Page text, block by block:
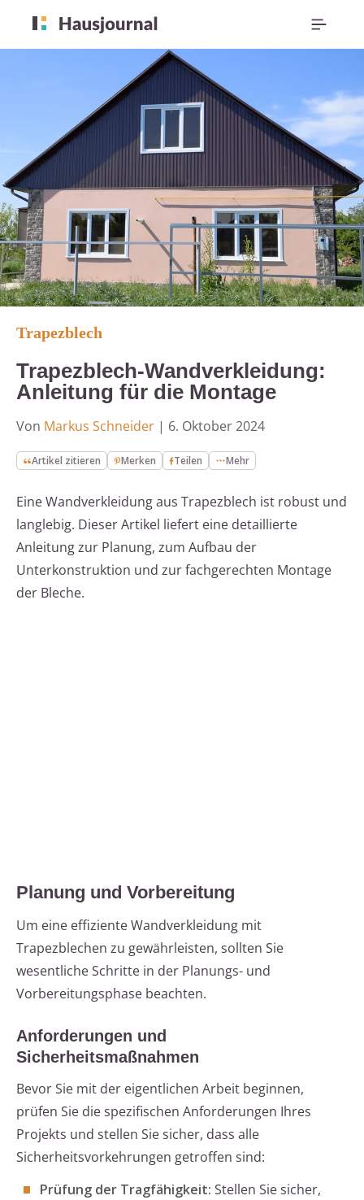
Trapezblech
Trapezblech-Wandverkleidung:
Anleitung für die Montage
Von Markus Schneider | 6. Oktober 2024
Artikel zitieren Merken Teilen Mehr
Eine Wandverkleidung aus Trapezblech ist robust und
langlebig. Dieser Artikel liefert eine detaillierte
Anleitung zur Planung, zum Aufbau der
Unterkonstruktion und zur fachgerechten Montage
der Bleche.
Planung und Vorbereitung
Um eine effiziente Wandverkleidung mit
Trapezblechen zu gewährleisten, sollten Sie
wesentliche Schritte in der Planungs- und
Vorbereitungsphase beachten.
Anforderungen und
Sicherheitsmaßnahmen
Bevor Sie mit der eigentlichen Arbeit beginnen,
prüfen Sie die spezifischen Anforderungen Ihres
Projekts und stellen Sie sicher, dass alle
Sicherheitsvorkehrungen getroffen sind:
Prüfung der Tragfähigkeit: Stellen Sie sicher,